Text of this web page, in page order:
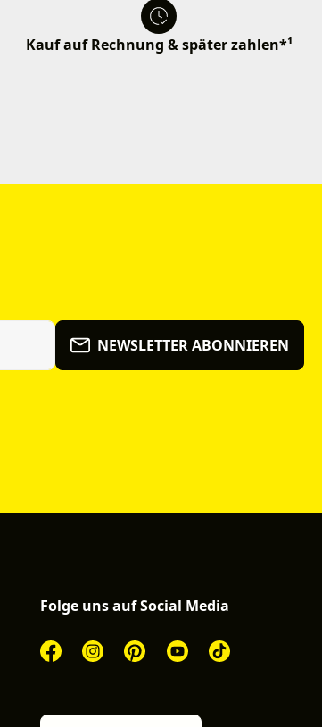
Kauf auf Rechnung & später zahlen*¹
NEWSLETTER ABONNIEREN
Folge uns auf Social Media